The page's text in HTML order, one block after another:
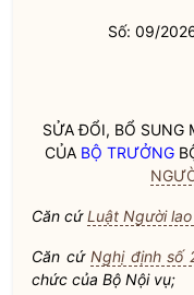
Số: 09/
SỬA ĐỔI, BỔ SUNG
CỦA BỘ TRƯỞNG
Căn cứLuật Người
Căn cứ Nghị định số
chức của Bộ Nội vụ;